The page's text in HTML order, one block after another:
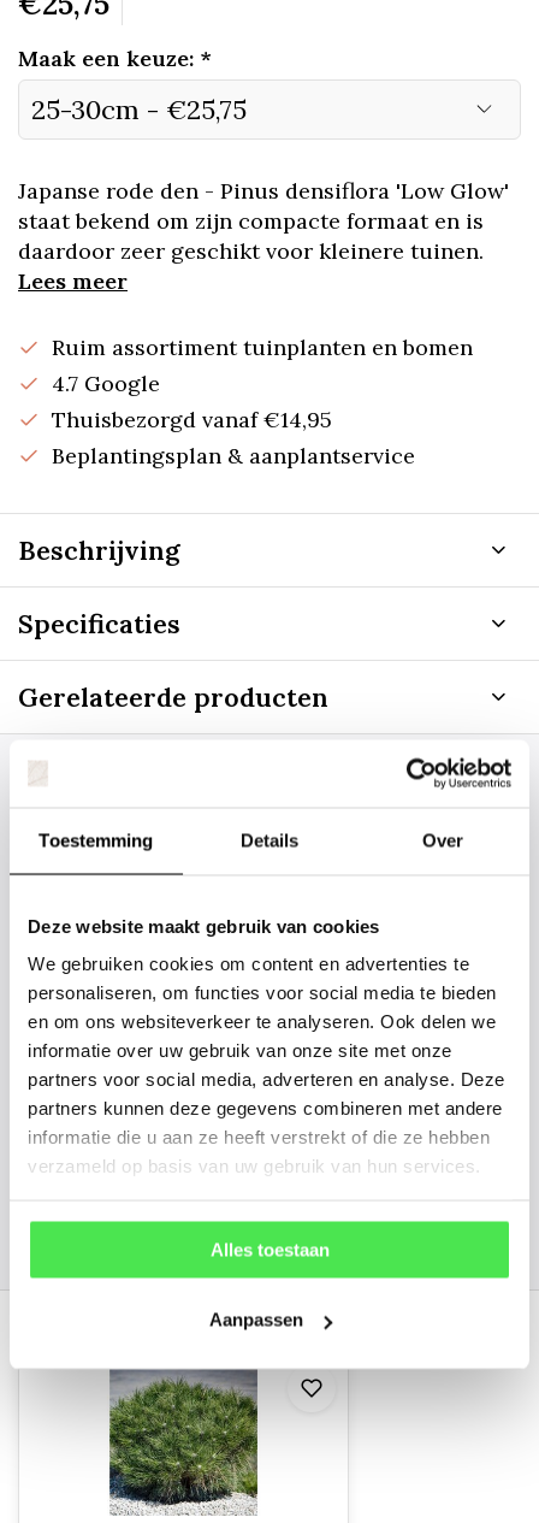
Toestemming Details Over
Deze website maakt gebruik van cookies
We gebruiken cookies om content en advertenties te
personaliseren, om functies voor social media te bieden
en om ons websiteverkeer te analyseren. Ook delen we
informatie over uw gebruik van onze site met onze
partners voor social media, adverteren en analyse. Deze
partners kunnen deze gegevens combineren met andere
informatie die u aan ze heeft verstrekt of die ze hebben
verzameld op basis van uw gebruik van hun services.
Alles toestaan
Aanpassen
Maak een keuze: *
Japanse rode den - Pinus densiflora 'Low Glow'
staat bekend om zijn compacte formaat en is
daardoor zeer geschikt voor kleinere tuinen.
Lees meer
Ruim assortiment tuinplanten en bomen
4.7 Google
Thuisbezorgd vanaf €14,95
Beplantingsplan & aanplantservice
Beschrijving
Specificaties
Gerelateerde producten
Staat uw plantsoort of maat er niet
tussen? Laat het ons weten, dan
gaan we voor u kijken. Stuur ons
vorm. Wilt u weten hoe uw plant of
boom er ongeveer eruit ziet? We
kunnen u een foto sturen.
info@tuinplantenbezorgd.nl
06 45 601 508 (tijdelijk niet bereikbaar)
156 customers give us a 4.7/5 at
Recent bekeken